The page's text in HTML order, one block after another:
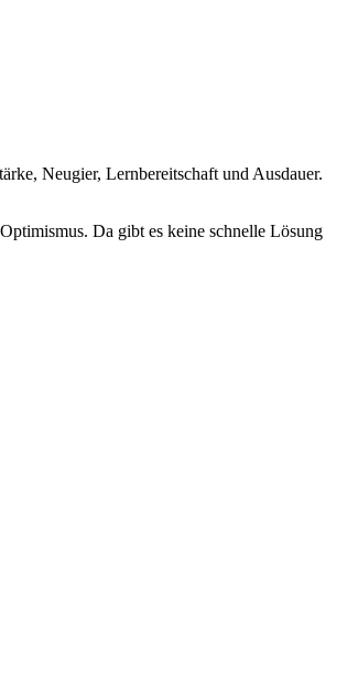
Neugier, Lernbereitschaft und Ausdauer.
Da gibt es keine schnelle Lösung